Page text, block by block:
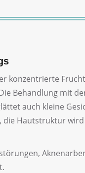
konzentrierte
Behandlung mit
auch kleine
die Hautstruktur